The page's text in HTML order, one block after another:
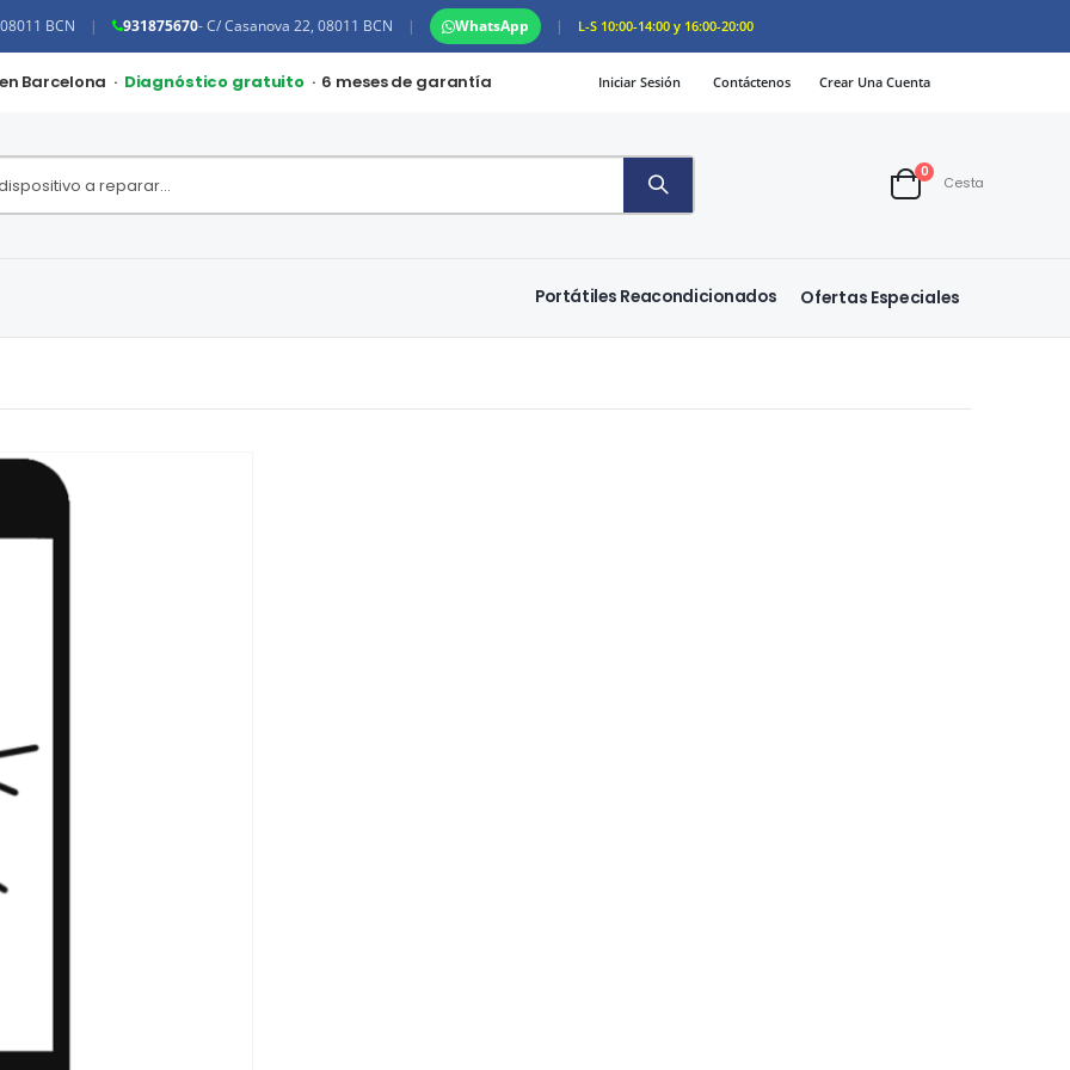
BCN | 931875670- C/ Casanova 22, 08011 BCN | WhatsApp | L-S 10:00-14:00 y 16:00-20:00
Barcelona · Diagnóstico gratuito · 6 meses de garantía Iniciar Sesión Contáctenos Crear Una Cuenta
Cart
0artículos
Cesta
Portátiles Reacondicionados Ofertas Especiales